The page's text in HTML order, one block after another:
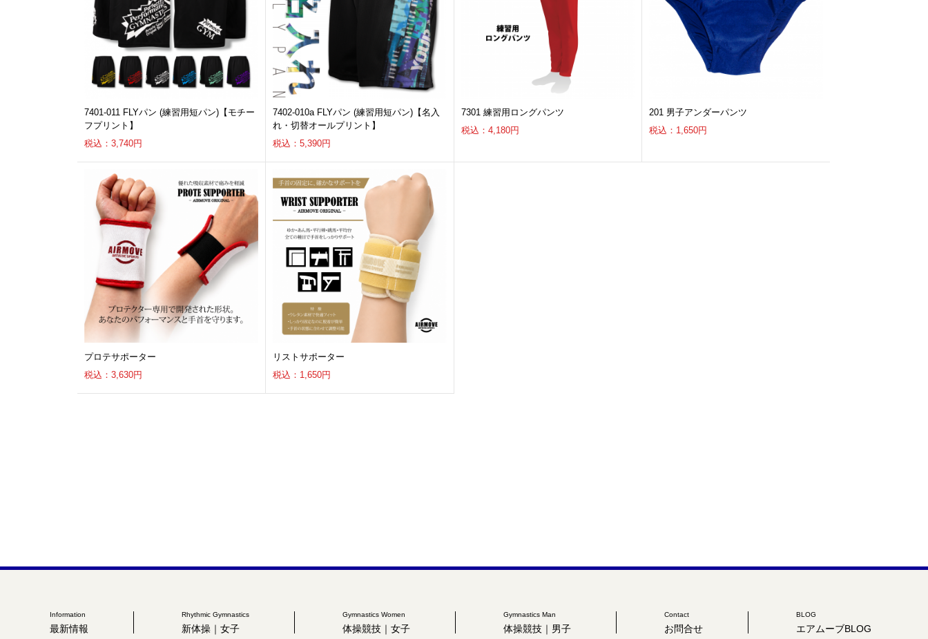
7401-011 FLYパン (練習用短パン)【モチー
フプリント】
税込：3,740円
7402-010a FLYパン (練習用短パン)【名入
れ・切替オールプリント】
税込：5,390円
7301 練習用ロングパンツ
税込：4,180円
201 男子アンダーパンツ
税込：1,650円
プロテサポーター
税込：3,630円
リストサポーター
税込：1,650円
Information
最新情報
Rhythmic Gymnastics
新体操｜女子
Gymnastics Women
体操競技｜女子
Gymnastics Man
体操競技｜男子
Contact
お問合せ
BLOG
エアムーブBLOG